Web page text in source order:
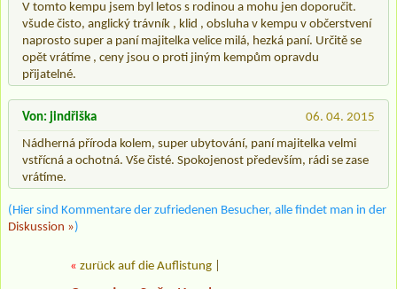
V tomto kempu jsem byl letos s rodinou a mohu jen doporučit.
všude čisto, anglický trávník , klid , obsluha v kempu v občerstvení
naprosto super a paní majitelka velice milá, hezká paní. Určitě se
opět vrátíme , ceny jsou o proti jiným kempům opravdu
přijatelné.
06. 04. 2015
Von: jindřiška
Nádherná příroda kolem, super ubytování, paní majitelka velmi
vstřícná a ochotná. Vše čisté. Spokojenost především, rádi se zase
vrátíme.
(Hier sind Kommentare der zufriedenen Besucher, alle findet man in der
Diskussion »)
« zurück auf die Auflistung